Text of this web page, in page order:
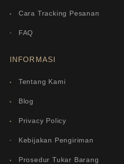
Cara Tracking Pesanan
FAQ
INFORMASI
Tentang Kami
Blog
Privacy Policy
Kebijakan Pengiriman
Prosedur Tukar Barang